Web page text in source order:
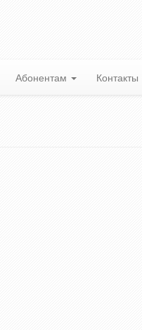
Абонентам Контакты